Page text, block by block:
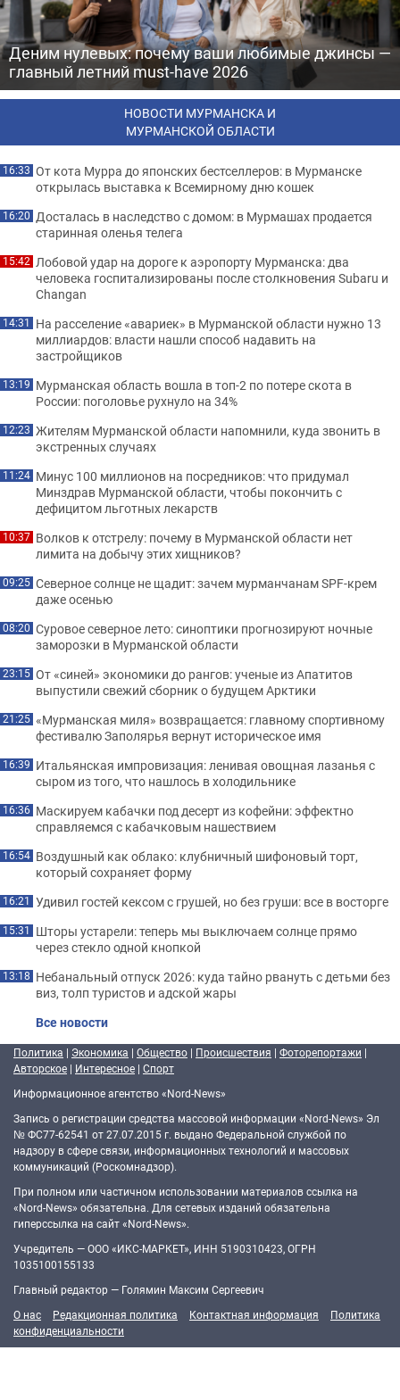
Деним нулевых: почему ваши любимые джинсы —
главный летний must-have 2026
НОВОСТИ МУРМАНСКА И
МУРМАНСКОЙ ОБЛАСТИ
16:33 От кота Мурра до японских бестселлеров: в Мурманске
открылась выставка к Всемирному дню кошек
16:20 Досталась в наследство с домом: в Мурмашах продается
старинная оленья телега
15:42 Лобовой удар на дороге к аэропорту Мурманска: два
человека госпитализированы после столкновения Subaru и
Changan
14:31 На расселение «авариек» в Мурманской области нужно 13
миллиардов: власти нашли способ надавить на
застройщиков
13:19 Мурманская область вошла в топ-2 по потере скота в
России: поголовье рухнуло на 34%
12:23 Жителям Мурманской области напомнили, куда звонить в
экстренных случаях
11:24 Минус 100 миллионов на посредников: что придумал
Минздрав Мурманской области, чтобы покончить с
дефицитом льготных лекарств
10:37 Волков к отстрелу: почему в Мурманской области нет
лимита на добычу этих хищников?
09:25 Северное солнце не щадит: зачем мурманчанам SPF-крем
даже осенью
08:20 Суровое северное лето: синоптики прогнозируют ночные
заморозки в Мурманской области
23:15 От «синей» экономики до рангов: ученые из Апатитов
выпустили свежий сборник о будущем Арктики
21:25 «Мурманская миля» возвращается: главному спортивному
фестивалю Заполярья вернут историческое имя
16:39 Итальянская импровизация: ленивая овощная лазанья с
сыром из того, что нашлось в холодильнике
16:36 Маскируем кабачки под десерт из кофейни: эффектно
справляемся с кабачковым нашествием
16:54 Воздушный как облако: клубничный шифоновый торт,
который сохраняет форму
16:21 Удивил гостей кексом с грушей, но без груши: все в восторге
15:31 Шторы устарели: теперь мы выключаем солнце прямо
через стекло одной кнопкой
13:18 Небанальный отпуск 2026: куда тайно рвануть с детьми без
виз, толп туристов и адской жары
Все новости
Политика | Экономика | Общество | Происшествия | Фоторепортажи |
Авторское | Интересное | Спорт
Информационное агентство «Nord-News»
Запись о регистрации средства массовой информации «Nord-News» Эл
№ ФС77-62541 от 27.07.2015 г. выдано Федеральной службой по
надзору в сфере связи, информационных технологий и массовых
коммуникаций (Роскомнадзор).
При полном или частичном использовании материалов ссылка на
«Nord-News» обязательна. Для сетевых изданий обязательна
гиперссылка на сайт «Nord-News».
Учредитель — ООО «ИКС-МАРКЕТ», ИНН 5190310423, ОГРН
1035100155133
Главный редактор — Голямин Максим Сергеевич
О нас
Редакционная политика Контактная информация
Политика
конфиденциальности